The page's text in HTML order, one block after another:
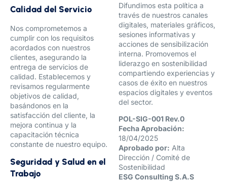
Calidad del Servicio
Nos comprometemos a
cumplir con los requisitos
acordados con nuestros
clientes, asegurando la
entrega de servicios de
calidad. Establecemos y
revisamos regularmente
objetivos de calidad,
basándonos en la
satisfacción del cliente, la
mejora continua y la
capacitación técnica
constante de nuestro equipo.
Seguridad y Salud en el
Trabajo
Difundimos esta política a
través de nuestros canales
digitales, materiales gráficos,
sesiones informativas y
acciones de sensibilización
interna. Promovemos el
liderazgo en sostenibilidad
compartiendo experiencias y
casos de éxito en nuestros
espacios digitales y eventos
del sector.
POL-SIG-001 Rev.0
Fecha Aprobación:
18/04/2025
Aprobado por: Alta
Dirección / Comité de
Sostenibilidad
ESG Consulting S.A.S